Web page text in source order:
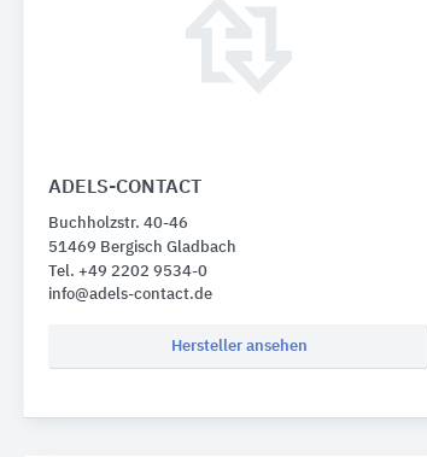
ADELS-CONTACT
Buchholzstr. 40-46
51469 Bergisch Gladbach
Tel. +49 2202 9534-0
info@adels-contact.de
Hersteller ansehen